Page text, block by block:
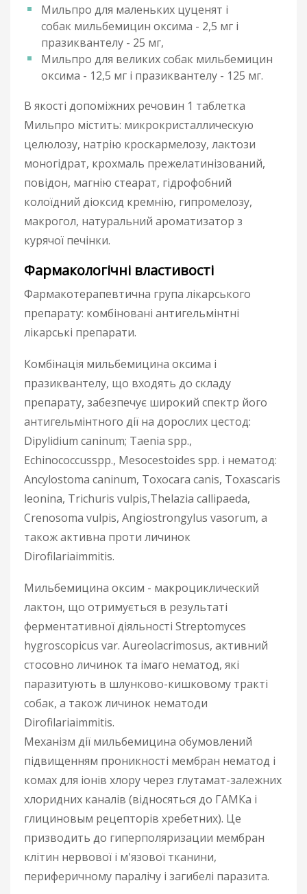
Мильпро для маленьких цуценят і
собак мильбемицин оксима - 2,5 мг і
празиквантелу - 25 мг,
Мильпро для великих собак мильбемицин
оксима - 12,5 мг і празиквантелу - 125 мг.
В якості допоміжних речовин 1 таблетка
Мильпро містить: микрокристаллическую
целюлозу, натрію кроскармелозу, лактози
моногідрат, крохмаль прежелатинізований,
повідон, магнію стеарат, гідрофобний
колоїдний діоксид кремнію, гипромелозу,
макрогол, натуральний ароматизатор з
курячої печінки.
Фармакологічні властивості
Фармакотерапевтична група лікарського
препарату: комбіновані антигельмінтні
лікарські препарати.
Комбінація мильбемицина оксима і
празиквантелу, що входять до складу
препарату, забезпечує широкий спектр його
антигельмінтного дії на дорослих цестод:
Dipylidium caninum; Taenia spp.,
Echinococcusspp., Mesocestoides spp. і нематод:
Ancylostoma caninum, Toxocara canis, Toxascaris
leonina, Trichuris vulpis,Thelazia callipaeda,
Crenosoma vulpis, Angiostrongylus vasorum, а
також активна проти личинок
Dirofilariaimmitis.
Мильбемицина оксим - макроциклический
лактон, що отримується в результаті
ферментативної діяльності Streptomyces
hygroscopicus var. Aureolacrimosus, активний
стосовно личинок та імаго нематод, які
паразитують в шлунково-кишковому тракті
собак, а також личинок нематоди
Dirofilariaimmitis.
Механізм дії мильбемицина обумовлений
підвищенням проникності мембран нематод і
комах для іонів хлору через глутамат-залежних
хлоридних каналів (відносяться до ГАМКа і
глициновым рецепторів хребетних). Це
призводить до гиперполяризации мембран
клітин нервової і м'язової тканини,
периферичному паралічу і загибелі паразита.